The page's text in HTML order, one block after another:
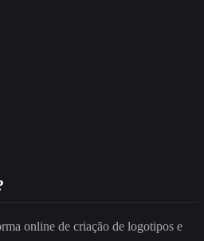
online de criação de logotipos e